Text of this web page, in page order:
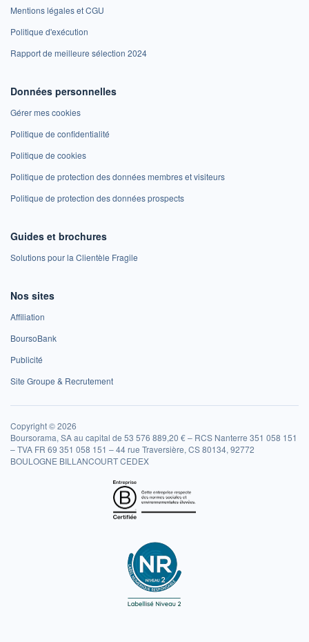
Mentions légales et CGU
Politique d'exécution
Rapport de meilleure sélection 2024
Données personnelles
Gérer mes cookies
Politique de confidentialité
Politique de cookies
Politique de protection des données membres et visiteurs
Politique de protection des données prospects
Guides et brochures
Solutions pour la Clientèle Fragile
Nos sites
Affiliation
BoursoBank
Publicité
Site Groupe & Recrutement
Copyright © 2026
Boursorama, SA au capital de 53 576 889,20 € – RCS Nanterre 351 058 151
– TVA FR 69 351 058 151 – 44 rue Traversière, CS 80134, 92772
BOULOGNE BILLANCOURT CEDEX